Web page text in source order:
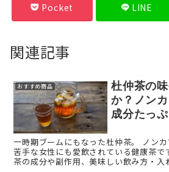
Pocket LINE
関連記事
おすすめ商品
杜仲茶の
か？ノン
成分たっぷ
一時期ブームにもなった杜仲茶。 ノン
苦手な女性にも愛飲されている健康茶で
茶の成分や副作用、美味しい飲み方・入